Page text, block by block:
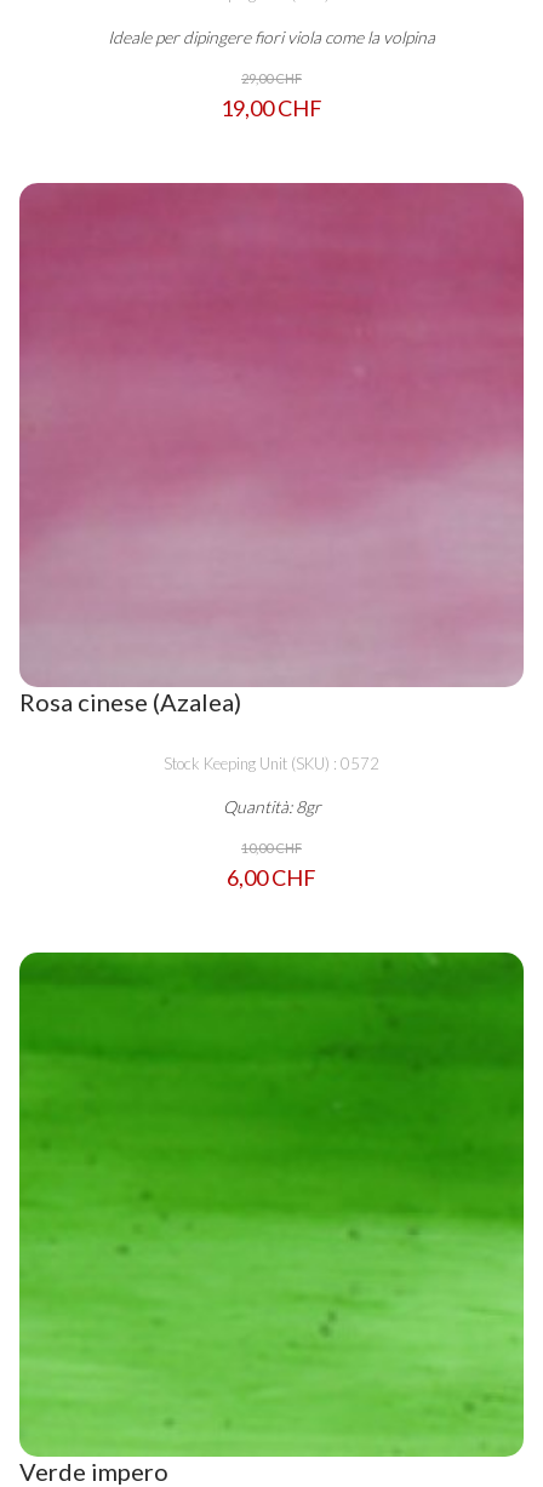
Ideale per dipingere fiori viola come la volpina
29,00 CHF
19,00 CHF
Rosa cinese (Azalea)
Stock Keeping Unit (SKU) : 0572
Quantità: 8gr
10,00 CHF
6,00 CHF
Verde impero